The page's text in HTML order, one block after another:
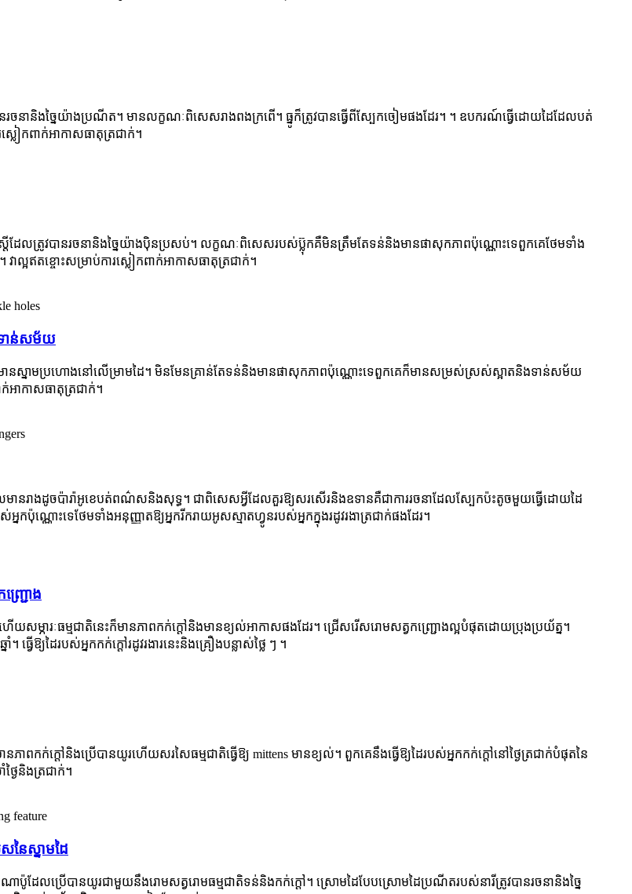
ចនានិងច្នៃយ៉ាងប្រណីត។ មានលក្ខណៈពិសេសរាងពងក្រពើ។ ធ្នូក៏ត្រូវបានធ្វើពីស្បែកចៀមផងដែរ។ ។ ឧបករណ៍ធ្វើដោយដៃដែលបត់
ស្លៀកពាក់អាកាសធាតុត្រជាក់។
ែលត្រូវបានរចនានិងច្នៃយ៉ាងប៉ិនប្រសប់។ លក្ខណៈពិសេសរបស់ប៊្លុកគឺមិនត្រឹមតែទន់និងមានផាសុកភាពប៉ុណ្ណោះទេពួកគេថែមទាំង
ឥតខ្ចោះសម្រាប់ការស្លៀកពាក់អាកាសធាតុត្រជាក់។
ទាន់សម័យ
មានស្នាមប្រហោងនៅលើម្រាមដៃ។ មិនមែនគ្រាន់តែទន់និងមានផាសុកភាពប៉ុណ្ណោះទេពួកគេក៏មានសម្រស់ស្រស់ស្អាតនិងទាន់សម័យ
ក់អាកាសធាតុត្រជាក់។
រាងដូចប៉ារ៉ាអូខេបត់ពណ៌សនិងសុទ្ធ។ ជាពិសេសអ្វីដែលគួរឱ្យសរសើរនិងឧទានគឺជាការរចនាដែលស្បែកប៉ះតូចមួយធ្វើដោយដៃ
កប៉ុណ្ណោះទេថែមទាំងអនុញ្ញាតឱ្យអ្នករីករាយអូសស្មាតហ្វូនរបស់អ្នកក្នុងរដូវរងាត្រជាក់ផងដែរ។
ជ្រោង
ារៈធម្មជាតិនេះក៏មានភាពកក់ក្តៅនិងមានខ្យល់អាកាសផងដែរ។ ជ្រើសរើសរោមសត្វកញ្ជ្រោងល្អបំផុតដោយប្រុងប្រយ័ត្ន។
ឱ្យដៃរបស់អ្នកកក់ក្តៅរដូវរងារនេះនិងគ្រឿងបន្លាស់ថ្លៃ ៗ ។
ាពកក់ក្តៅនិងប្រើបានយូរហើយសរសៃធម្មជាតិធ្វើឱ្យ mittens មានខ្យល់។ ពួកគេនឹងធ្វើឱ្យដៃរបស់អ្នកកក់ក្តៅនៅថ្ងៃត្រជាក់បំផុតនៃ
ងៃនិងត្រជាក់។
ៃស្នាមដៃ
ប៉ូដែលប្រើបានយូរជាមួយនឹងរោមសត្វរោមធម្មជាតិទន់និងកក់ក្តៅ។ ស្រោមដៃបែបស្រោមដៃប្រណីតរបស់នារីត្រូវបានរចនានិងច្នៃ